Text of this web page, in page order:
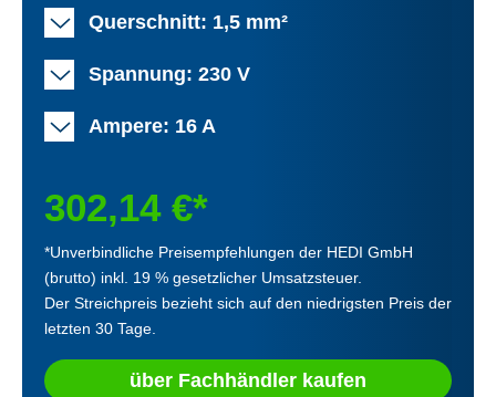
Querschnitt: 1,5 mm²
Spannung: 230 V
Ampere: 16 A
302,14 €*
*Unverbindliche Preisempfehlungen der HEDI GmbH
(brutto) inkl. 19 % gesetzlicher Umsatzsteuer.
Der Streichpreis bezieht sich auf den niedrigsten Preis der
letzten 30 Tage.
über Fachhändler kaufen